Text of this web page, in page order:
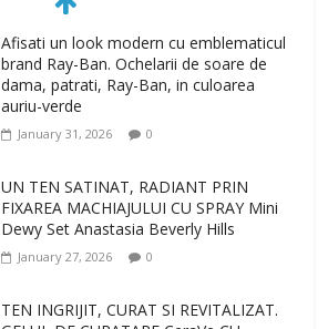
Afisati un look modern cu emblematicul
brand Ray-Ban. Ochelarii de soare de
dama, patrati, Ray-Ban, in culoarea
auriu-verde
January 31, 2026 0
UN TEN SATINAT, RADIANT PRIN
FIXAREA MACHIAJULUI CU SPRAY Mini
Dewy Set Anastasia Beverly Hills
January 27, 2026 0
TEN INGRIJIT, CURAT SI REVITALIZAT.